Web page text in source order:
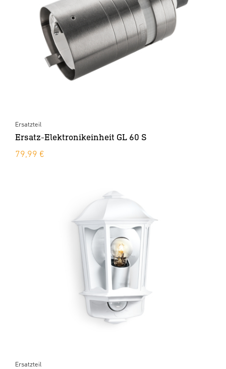
Ersatzteil
Ersatz-Elektronikeinheit GL 60 S
79,99 €
Ersatzteil